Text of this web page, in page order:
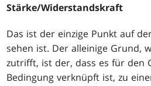
Stärke/Widerstandskraft
Das ist der einzige Punkt auf
sehen ist. Der alleinige Grund,
zutrifft, ist der, dass es für den
Bedingung verknüpft ist, zu